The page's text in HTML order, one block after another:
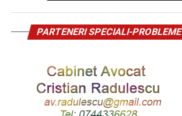
PARTENERI SPECIALI-